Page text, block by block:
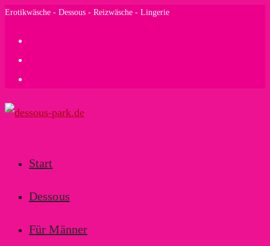
Zum
Erotikwäsche - Dessous - Reizwäsche - Lingerie
Start
Dessous
Für Männer